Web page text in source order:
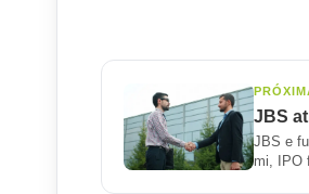
JBS
JBS e
mi, IPO